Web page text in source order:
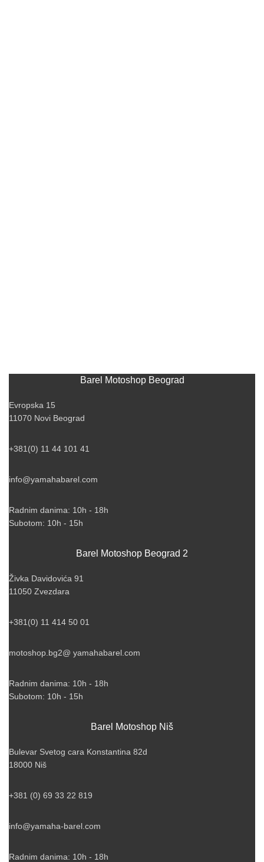
Barel Motoshop Beograd
Evropska 15
11070 Novi Beograd
+381(0) 11 44 101 41
info@yamahabarel.com
Radnim danima: 10h - 18h
Subotom: 10h - 15h
Barel Motoshop Beograd 2
Živka Davidovića 91
11050 Zvezdara
+381(0) 11 414 50 01
motoshop.bg2@ yamahabarel.com
Radnim danima: 10h - 18h
Subotom: 10h - 15h
Barel Motoshop Niš
Bulevar Svetog cara Konstantina 82d
18000 Niš
+381 (0) 69 33 22 819
info@yamaha-barel.com
Radnim danima: 10h - 18h